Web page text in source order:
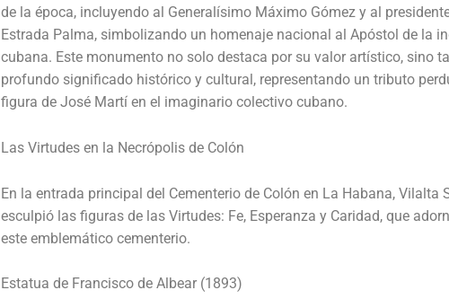
de la época, incluyendo al Generalísimo Máximo Gómez y al
Estrada Palma, simbolizando un homenaje nacional al Apóstol de la
cubana. Este monumento no solo destaca por su valor artístico, sino
profundo significado histórico y cultural, representando un tributo
figura de José Martí en el imaginario colectivo cubano.
Las Virtudes en la Necrópolis de Colón
En la entrada principal del Cementerio de Colón en La Habana, Vilalta
esculpió las figuras de las Virtudes: Fe, Esperanza y Caridad, que
este emblemático cementerio.
Estatua de Francisco de Albear (1893)